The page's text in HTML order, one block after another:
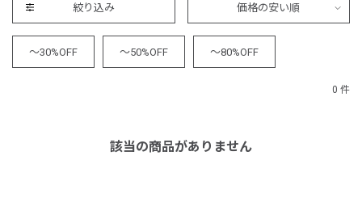
絞り込み 価格の安い順
～30%OFF ～50%OFF ～80%OFF
0 件
該当の商品がありません